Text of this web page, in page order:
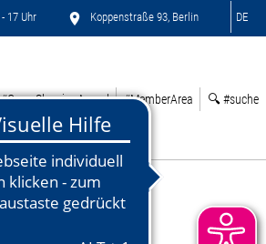
17 Uhr Koppenstraße 93, Berlin DE
#GreenSleepingAward #MemberArea 🔍 #suche